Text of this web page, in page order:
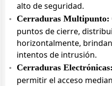
alto de seguridad.
Cerraduras Multipunto:
puntos de cierre,
horizontalmente,
intentos de intrusión.
Cerraduras Electrónicas:
permitir el acceso